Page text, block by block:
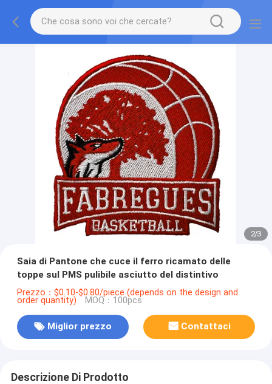
2/3
Saia di Pantone che cuce il ferro ricamato delle
toppe sul PMS pulibile asciutto del distintivo
Prezzo：$0.10-$0.80/piece (depends on the design and
order quantity) MOQ：100pcs
Miglior prezzo Contattaci
Descrizione Di Prodotto